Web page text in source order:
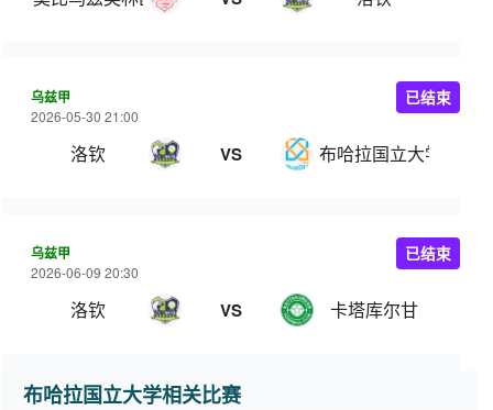
乌兹甲
2026-05-30 21:00
洛钦 VS 布哈拉国立大学
已结束
乌兹甲
2026-06-09 20:30
洛钦 VS 卡塔库尔甘
已结束
布哈拉国立大学相关比赛